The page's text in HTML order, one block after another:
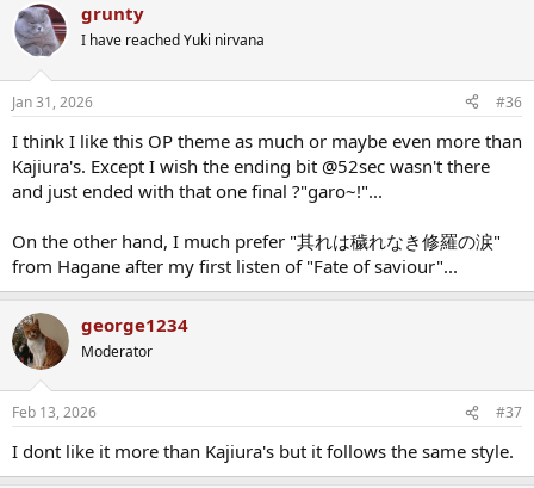
c
t
i
s
grunty
I have reached Yuki nirvana
Jan 31, 2026 #36
I think I like this OP theme as much or maybe even more than
Kajiura's. Except I wish the ending bit @52sec wasn't there
and just ended with that one final ?"garo~!"...
On the other hand, I much prefer "其れは穢れなき修羅の涙"
from Hagane after my first listen of "Fate of saviour"...
george1234
Moderator
Feb 13, 2026 #37
I dont like it more than Kajiura's but it follows the same style.